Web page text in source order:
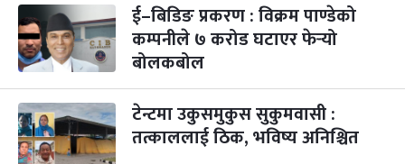
३
मंगल
महानवमी
कार्तिक ३, २०८३-Oct 20, 2026
२ महिना बाँकी
४
५ पापा‌ङ्कुशा एकादशी व्रत २ महिना बाँकी
ई–बिडिङ प्रकरण : विक्रम पाण्डेको
कम्पनीले ७ करोड घटाएर फेर्‍यो
बोलकबोल
टेन्टमा उकुसमुकुस सुकुमवासी :
तत्काललाई ठिक, भविष्य अनिश्चित